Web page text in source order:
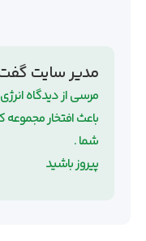
مدیر سایت
مرسی از دیدگاه
باعث افتخار
شما .
پیروز باشید